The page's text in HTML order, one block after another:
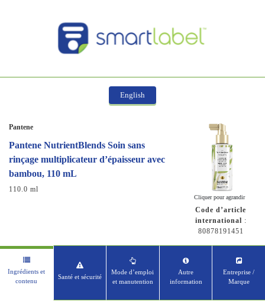
English
Pantene
Pantene NutrientBlends Soin sans
rinçage multiplicateur d’épaisseur avec
bambou, 110 mL
110.0 ml
Cliquer pour agrandir
Code d’article
international :
80878191451
Ingrédients et
contenu
Santé et sécurité
Mode d’emploi
et manutention
Autre
information
Entreprise /
Marque